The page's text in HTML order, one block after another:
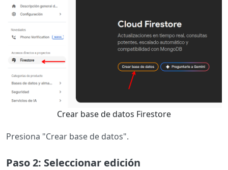
Crear base de datos Firestore
Presiona "Crear base de datos".
Paso 2: Seleccionar edición